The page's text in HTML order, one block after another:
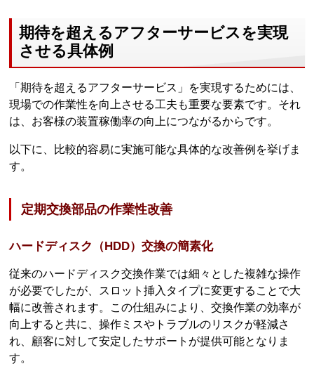
期待を超えるアフターサービスを実現
させる具体例
「期待を超えるアフターサービス」を実現するためには、
現場での作業性を向上させる工夫も重要な要素です。それ
は、お客様の装置稼働率の向上につながるからです。
以下に、比較的容易に実施可能な具体的な改善例を挙げま
す。
定期交換部品の作業性改善
ハードディスク（HDD）交換の簡素化
従来のハードディスク交換作業では細々とした複雑な操作
が必要でしたが、スロット挿入タイプに変更することで大
幅に改善されます。この仕組みにより、交換作業の効率が
向上すると共に、操作ミスやトラブルのリスクが軽減さ
れ、顧客に対して安定したサポートが提供可能となりま
す。